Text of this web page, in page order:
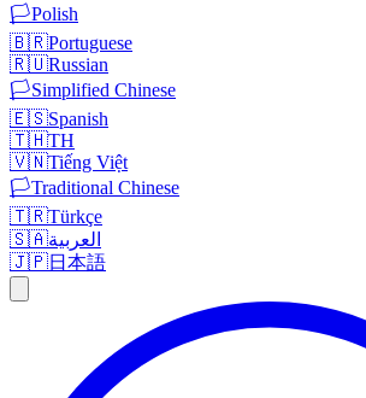
🏳️Polish
🇧🇷Portuguese
🇷🇺Russian
🏳️Simplified Chinese
🇪🇸Spanish
🇹🇭TH
🇻🇳Tiếng Việt
🏳️Traditional Chinese
🇹🇷Türkçe
🇸🇦العربية
🇯🇵日本語